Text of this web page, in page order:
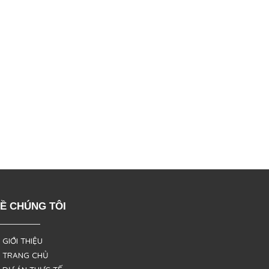
CHÚNG TÔI
THIỆU
CHỦ